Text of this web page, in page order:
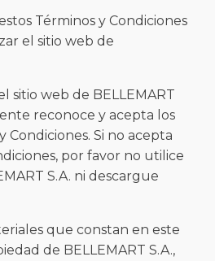
Términos y Condiciones
el sitio web de
sitio web de BELLEMART
reconoce y acepta los
Condiciones. Si no acepta
por favor no utilice
S.A. ni descargue
que constan en este
de BELLEMART S.A.,